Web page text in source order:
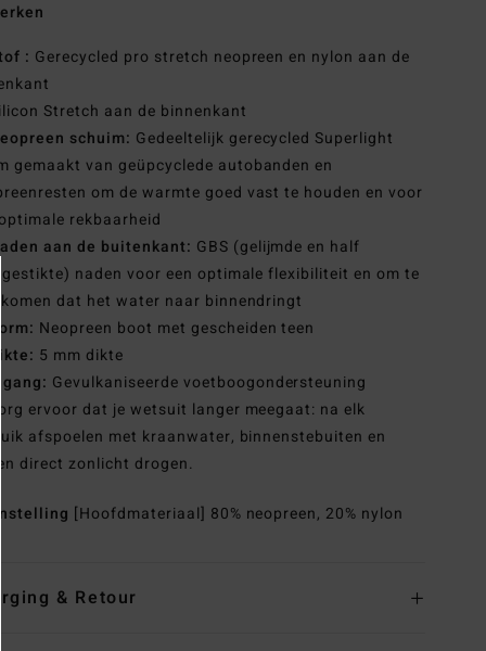
: Gerecycled pro stretch neopreen en nylon aan de
Stretch aan de binnenkant
schuim: Gedeeltelijk gerecycled Superlight
gemaakt van geüpcyclede autobanden en
om de warmte goed vast te houden en voor
rekbaarheid
aan de buitenkant: GBS (gelijmde en half
naden voor een optimale flexibiliteit en om te
dat het water naar binnendringt
Vorm: Neopreen boot met gescheiden teen
Dikte: 5 mm dikte
Ingang: Gevulkaniseerde voetboogondersteuning
Zorg ervoor dat je wetsuit langer meegaat: na elk
afspoelen met kraanwater, binnenstebuiten en
direct zonlicht drogen.
[Hoofdmateriaal] 80% neopreen, 20% nylon
& Retour